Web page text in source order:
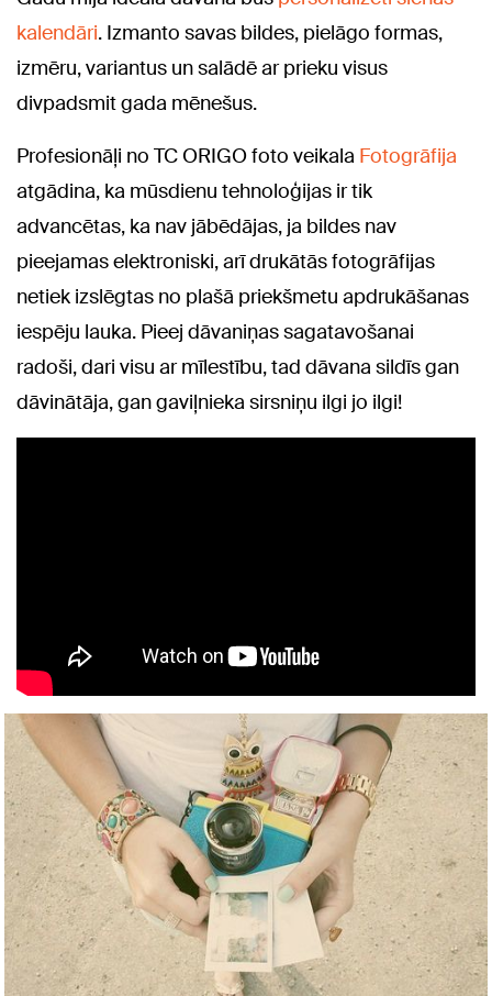
kalendāri. Izmanto savas bildes, pielāgo formas,
izmēru, variantus un salādē ar prieku visus
divpadsmit gada mēnešus.
Profesionāļi no TC ORIGO foto veikala Fotogrāfija
atgādina, ka mūsdienu tehnoloģijas ir tik
advancētas, ka nav jābēdājas, ja bildes nav
pieejamas elektroniski, arī drukātās fotogrāfijas
netiek izslēgtas no plašā priekšmetu apdrukāšanas
iespēju lauka. Pieej dāvaniņas sagatavošanai
radoši, dari visu ar mīlestību, tad dāvana sildīs gan
dāvinātāja, gan gaviļnieka sirsniņu ilgi jo ilgi!